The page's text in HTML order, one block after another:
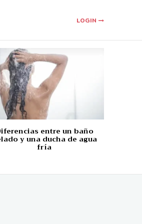
LOGIN
entre un baño
y una ducha de agua
fría